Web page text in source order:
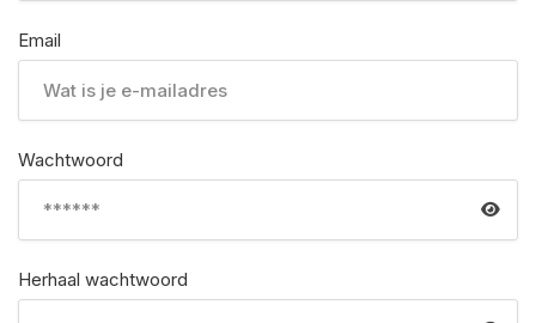
Email
Wachtwoord
Herhaal wachtwoord